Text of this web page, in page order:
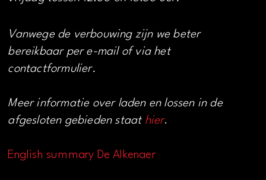
Vanwege de verbouwing zijn we beter
bereikbaar per e-mail of via het
contactformulier.
Meer informatie over laden en lossen in de
afgesloten gebieden staat hier.
English summary De Alkenaer